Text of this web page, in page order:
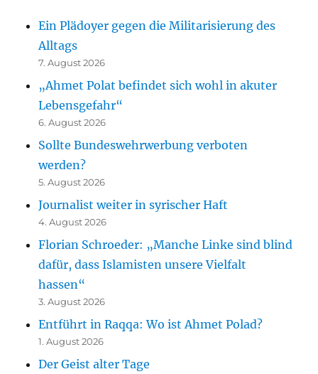
Ein Plädoyer gegen die Militarisierung des
Alltags
7. August 2026
„Ahmet Polat befindet sich wohl in akuter
Lebensgefahr“
6. August 2026
Sollte Bundeswehrwerbung verboten
werden?
5. August 2026
Journalist weiter in syrischer Haft
4. August 2026
Florian Schroeder: „Manche Linke sind blind
dafür, dass Islamisten unsere Vielfalt
hassen“
3. August 2026
Entführt in Raqqa: Wo ist Ahmet Polad?
1. August 2026
Der Geist alter Tage